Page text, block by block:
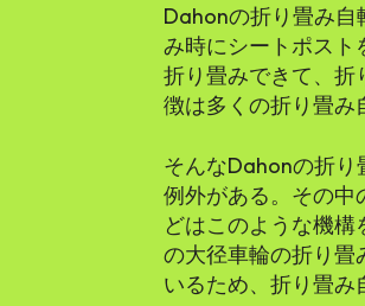
Dahonの折り畳み自
み時にシートポスト
折り畳みできて、折
徴は多くの折り畳み
そんなDahonの折
例外がある。その中
どはこのような機構
の大径車輪の折り畳
いるため、折り畳み